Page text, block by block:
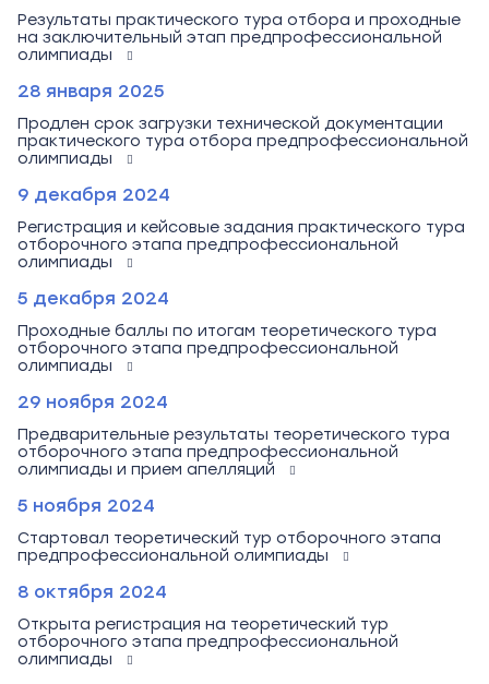
Результаты практического тура отбора и проходные
на заключительный этап предпрофессиональной
олимпиады
28 января 2025
Продлен срок загрузки технической документации
практического тура отбора предпрофессиональной
олимпиады
9 декабря 2024
Регистрация и кейсовые задания практического тура
отборочного этапа предпрофессиональной
олимпиады
5 декабря 2024
Проходные баллы по итогам теоретического тура
отборочного этапа предпрофессиональной
олимпиады
29 ноября 2024
Предварительные результаты теоретического тура
отборочного этапа предпрофессиональной
олимпиады и прием апелляций
5 ноября 2024
Стартовал теоретический тур отборочного этапа
предпрофессиональной олимпиады
8 октября 2024
Открыта регистрация на теоретический тур
отборочного этапа предпрофессиональной
олимпиады